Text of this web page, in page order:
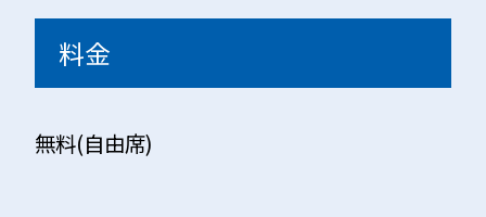
料金
無料(自由席)